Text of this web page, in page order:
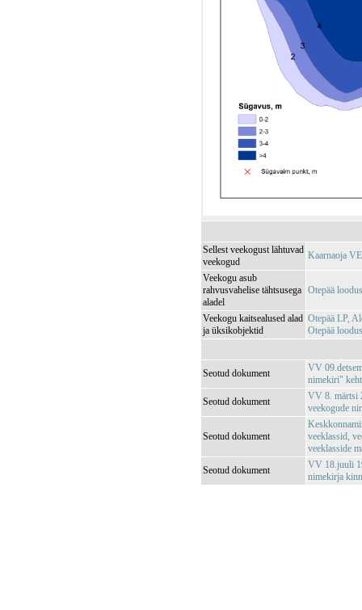
Sellest veekogust lähtuvad
veekogud
Kaarnaoja
Veekogu asub
rahvusvahelise tähtsusega
aladel
Otepää
Veekogu kaitsealused alad
ja üksikobjektid
Otepää LP,
Otepää
Seotud dokument
VV
nimekiri"
Seotud dokument
VV 8. märtsi
veekogude
Seotud dokument
veeklassid,
veeklasside
Seotud dokument
VV 18.juuli
nimekirja